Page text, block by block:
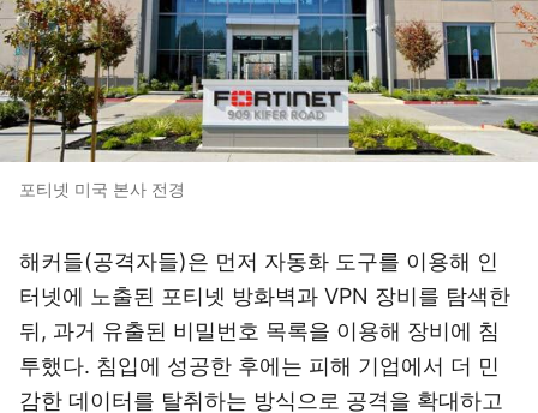
포티넷 미국 본사 전경
해커들(공격자들)은 먼저 자동화 도구를 이용해 인
터넷에 노출된 포티넷 방화벽과 VPN 장비를 탐색한
뒤, 과거 유출된 비밀번호 목록을 이용해 장비에 침
투했다. 침입에 성공한 후에는 피해 기업에서 더 민
감한 데이터를 탈취하는 방식으로 공격을 확대하고